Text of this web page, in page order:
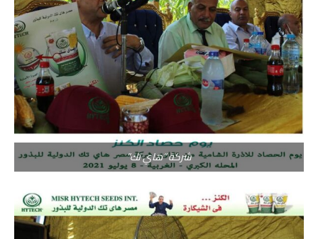
شركة “هاي تك”